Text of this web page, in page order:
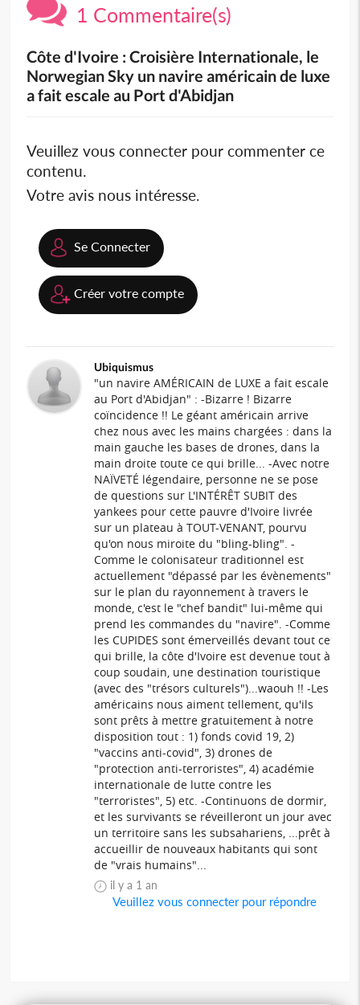
1 Commentaire(s)
Côte d'Ivoire : Croisière Internationale, le
Norwegian Sky un navire américain de luxe
a fait escale au Port d'Abidjan
Veuillez vous connecter pour commenter ce
contenu.
Votre avis nous intéresse.
Se Connecter
Créer votre compte
Ubiquismus
"un navire AMÉRICAIN de LUXE a fait escale
au Port d'Abidjan" : -Bizarre ! Bizarre
coïncidence !! Le géant américain arrive
chez nous avec les mains chargées : dans la
main gauche les bases de drones, dans la
main droite toute ce qui brille... -Avec notre
NAÏVETÉ légendaire, personne ne se pose
de questions sur L'INTÉRÊT SUBIT des
yankees pour cette pauvre d'Ivoire livrée
sur un plateau à TOUT-VENANT, pourvu
qu'on nous miroite du "bling-bling". -
Comme le colonisateur traditionnel est
actuellement "dépassé par les évènements"
sur le plan du rayonnement à travers le
monde, c'est le "chef bandit" lui-même qui
prend les commandes du "navire". -Comme
les CUPIDES sont émerveillés devant tout ce
qui brille, la côte d'Ivoire est devenue tout à
coup soudain, une destination touristique
(avec des "trésors culturels")...waouh !! -Les
américains nous aiment tellement, qu'ils
sont prêts à mettre gratuitement à notre
disposition tout : 1) fonds covid 19, 2)
"vaccins anti-covid", 3) drones de
"protection anti-terroristes", 4) académie
internationale de lutte contre les
"terroristes", 5) etc. -Continuons de dormir,
et les survivants se réveilleront un jour avec
un territoire sans les subsahariens, ...prêt à
accueillir de nouveaux habitants qui sont
de "vrais humains"...
il y a 1 an
Veuillez vous connecter pour répondre